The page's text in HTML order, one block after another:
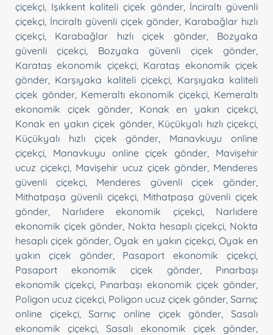
çiçekçi, Işıkkent kaliteli çiçek gönder, İnciraltı güvenli
çiçekçi, İnciraltı güvenli çiçek gönder, Karabağlar hızlı
çiçekçi, Karabağlar hızlı çiçek gönder, Bozyaka
güvenli çiçekçi, Bozyaka güvenli çiçek gönder,
Karataş ekonomik çiçekçi, Karataş ekonomik çiçek
gönder, Karşıyaka kaliteli çiçekçi, Karşıyaka kaliteli
çiçek gönder, Kemeraltı ekonomik çiçekçi, Kemeraltı
ekonomik çiçek gönder, Konak en yakın çiçekçi,
Konak en yakın çiçek gönder, Küçükyalı hızlı çiçekçi,
Küçükyalı hızlı çiçek gönder, Manavkuyu online
çiçekçi, Manavkuyu online çiçek gönder, Mavişehir
ucuz çiçekçi, Mavişehir ucuz çiçek gönder, Menderes
güvenli çiçekçi, Menderes güvenli çiçek gönder,
Mithatpaşa güvenli çiçekçi, Mithatpaşa güvenli çiçek
gönder, Narlıdere ekonomik çiçekçi, Narlıdere
ekonomik çiçek gönder, Nokta hesaplı çiçekçi, Nokta
hesaplı çiçek gönder,Oyak en yakın çiçekçi, Oyak en
yakın çiçek gönder, Pasaport ekonomik çiçekçi,
Pasaport ekonomik çiçek gönder, Pınarbaşı
ekonomik çiçekçi, Pınarbaşı ekonomik çiçek gönder,
Poligon ucuz çiçekçi, Poligon ucuz çiçek gönder, Sarnıç
online çiçekçi,Sarnıç online çiçek gönder,Sasalı
ekonomik çiçekçi,Sasalı ekonomik çiçek gönder,